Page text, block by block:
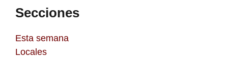
Secciones
Esta semana
Locales